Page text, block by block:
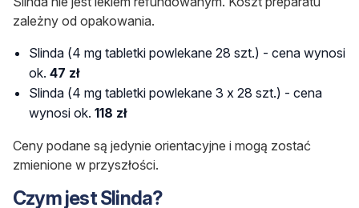
zależny od opakowania.
Slinda (4 mg tabletki powlekane 28 szt.) - cena wynosi
ok. 47 zł
Slinda (4 mg tabletki powlekane 3 x 28 szt.) - cena
wynosi ok. 118 zł
Ceny podane są jedynie orientacyjne i mogą zostać
zmienione w przyszłości.
Czym jest Slinda?